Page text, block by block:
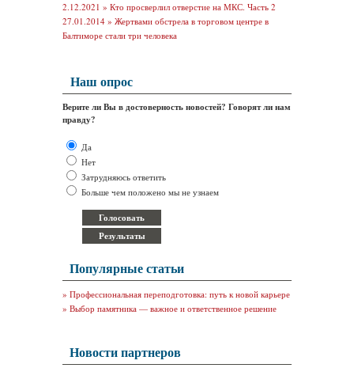
2.12.2021 » Кто просверлил отверстие на МКС. Часть 2
27.01.2014 » Жертвами обстрела в торговом центре в
Балтиморе стали три человека
Наш опрос
Верите ли Вы в достоверность новостей? Говорят ли нам
правду?
Да
Нет
Затрудняюсь ответить
Больше чем положено мы не узнаем
Популярные статьи
» Профессиональная переподготовка: путь к новой карьере
» Выбор памятника — важное и ответственное решение
Новости партнеров